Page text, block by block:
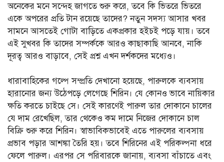
অনেকের মনে সন্দেহ জাগতে শুরু করে, তবে কি ভিতরে ভিতরে
একে অপরের প্রতি টান রয়েছে তাদের? নতুন সদস্য আসার খবর
সামনে আসতেই গোটা বাড়িতে একপ্রকার হইচই পড়ে যায়। তবে
এই সুখবর কি তাদের সম্পর্ককে আরও কাছাকাছি আনবে, নাকি
দূরত্ব আরও বাড়াবে, সেই প্রশ্ন এখন দর্শকদের মধ্যেও।
ধারাবাহিকের গল্পে সম্প্রতি দেখানো হয়েছে, পারুলকে ব্যবসায়
হারানোর জন্য উঠেপড়ে লেগেছে শিরিন। যে কোনও ভাবে নায়িকার
ক্ষতি করতে চাইছে সে। সেই কারণেই পারুল তার দোকানে চালের
যে দাম রেখেছিল, তার থেকেও কম দামে নিজের দোকানে চাল
বিক্রি শুরু করে শিরিন। স্বাভাবিকভাবেই এতে পারুলের ব্যবসায়
প্রভাব পড়ার আশঙ্কা তৈরি হয়। তবে শিরিনের এই পরিকল্পনা ধরে
ফেলে পারুল। এরপর সে পরিবারকে জানায়, ব্যবসা বাঁচাতে এবং